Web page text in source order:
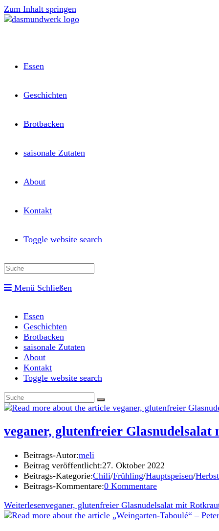
Zum Inhalt springen
Essen
Geschichten
Brotbacken
saisonale Zutaten
About
Kontakt
Toggle website search
Menü Schließen
Essen
Geschichten
Brotbacken
saisonale Zutaten
About
Kontakt
Toggle website search
veganer, glutenfreier
Beitrags-Autor:meli
Beitrag veröffentlicht:27. Oktober 2022
Beitrags-Kategorie:Chili/Frühling/Hauptspeisen/Herbst
Beitrags-Kommentare:0 Kommentare
Weiterlesenveganer, glutenfreier Glasnudelsalat mit